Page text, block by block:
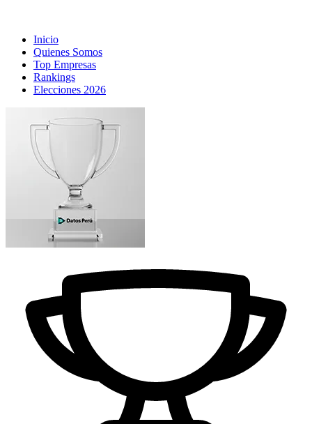
Inicio
Quienes Somos
Top Empresas
Rankings
Elecciones 2026